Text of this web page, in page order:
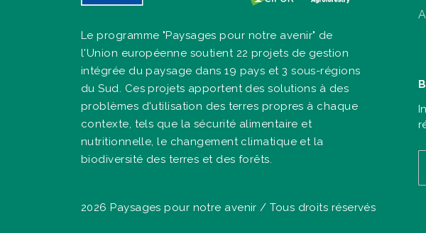
Le programme "Paysages pour notre avenir" de
l'Union européenne soutient 22 projets de gestion
intégrée du paysage dans 19 pays et 3 sous-régions
du Sud. Ces projets apportent des solutions à des
problèmes d'utilisation des terres propres à chaque
contexte, tels que la sécurité alimentaire et
nutritionnelle, le changement climatique et la
biodiversité des terres et des forêts.
2026 Paysages pour notre avenir / Tous droits réservés